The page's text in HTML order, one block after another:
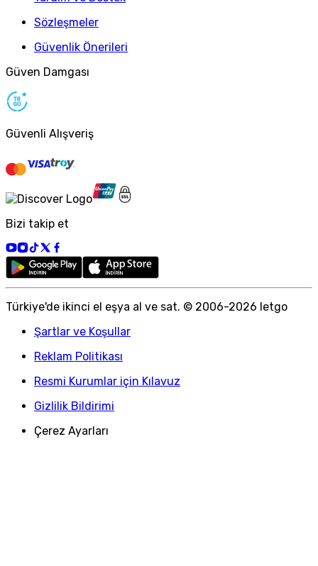
Sözleşmeler
Güvenlik Önerileri
Güven Damgası
Güvenli Alışveriş
Bizi takip et
Türkiye'de ikinci el eşya al ve sat. © 2006-2026 letgo
Şartlar ve Koşullar
Reklam Politikası
Resmi Kurumlar için Kılavuz
Gizlilik Bildirimi
Çerez Ayarları